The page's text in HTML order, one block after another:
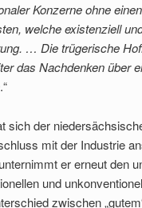
Konzerne ohne
welche existenziell
… Die trügerische
das Nachdenken über
.“
sich der
mit der Industrie
er erneut den
und
zwischen